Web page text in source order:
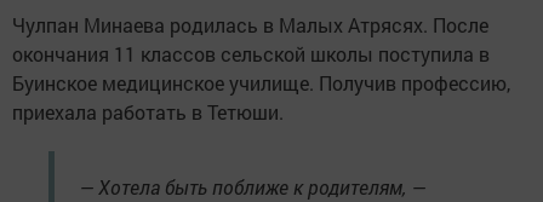
Чулпан Минаева родилась в Малых Атрясях. После
окончания 11 классов сельской школы поступила в
Буинское медицинское училище. Получив профессию,
приехала работать в Тетюши.
— Хотела быть поближе к родителям, —